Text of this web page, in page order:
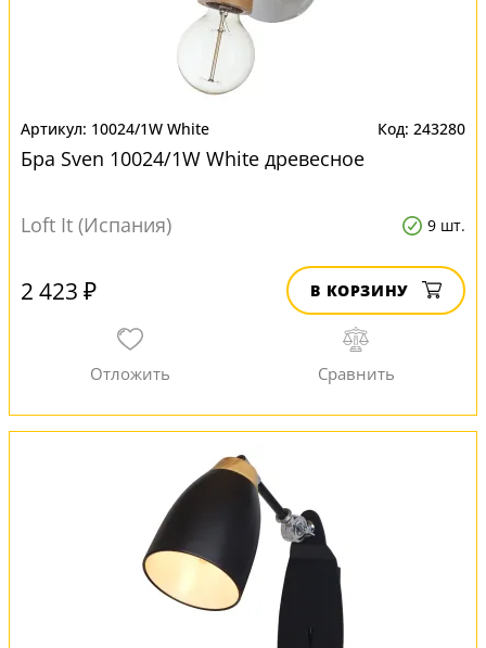
10024/1W White 243280
Бра Sven 10024/1W White древесное
Loft It (Испания) 9 шт.
2 423 ₽ В КОРЗИНУ